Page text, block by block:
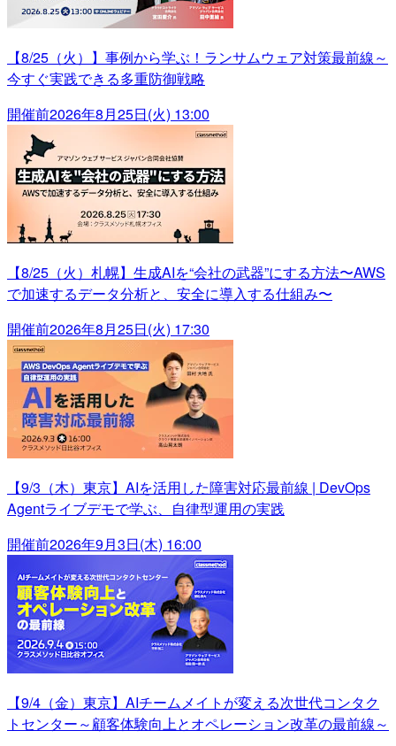
【8/25（火）】事例から学ぶ！ランサムウェア対策最前線～
今すぐ実践できる多重防御戦略
開催前2026年8月25日(火) 13:00
【8/25（火）札幌】生成AIを“会社の武器”にする方法〜AWS
で加速するデータ分析と、安全に導入する仕組み〜
開催前2026年8月25日(火) 17:30
【9/3（木）東京】AIを活用した障害対応最前線 | DevOps
Agentライブデモで学ぶ、自律型運用の実践
開催前2026年9月3日(木) 16:00
【9/4（金）東京】AIチームメイトが変える次世代コンタク
トセンター～顧客体験向上とオペレーション改革の最前線～